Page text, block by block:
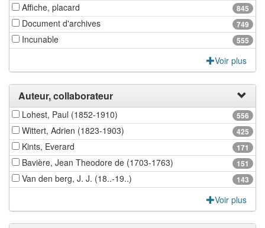
845
Affiche, placard
749
Document d'archives
555
Incunable
Voir plus
Auteur, collaborateur
556
Lohest, Paul (1852-1910)
425
Wittert, Adrien (1823-1903)
171
Kints, Everard
151
Bavière, Jean Theodore de (1703-1763)
143
Van den berg, J. J. (18..-19..)
Voir plus